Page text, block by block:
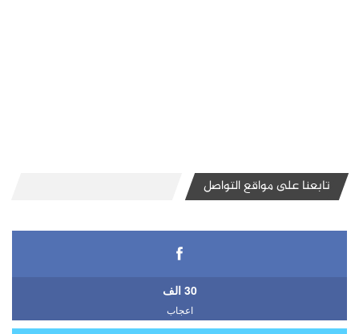
تابعنا على مواقع التواصل
30 الف
اعجاب